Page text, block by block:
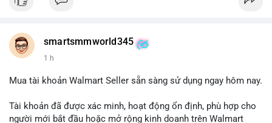
smartsmmworld345
1 h
Mua tài khoản Walmart Seller sẵn sàng sử dụng ngay hôm nay.
Tài khoản đã được xác minh, hoạt động ổn định, phù hợp cho
người mới bắt đầu hoặc mở rộng kinh doanh trên Walmart